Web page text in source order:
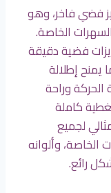
فضي فاخر، وهو
الخاصة.
فضية دقيقة
يمنح إطلالة
الحركة وراحة
كاملة
لجميع
الخاصة، وألوانه
رائع.